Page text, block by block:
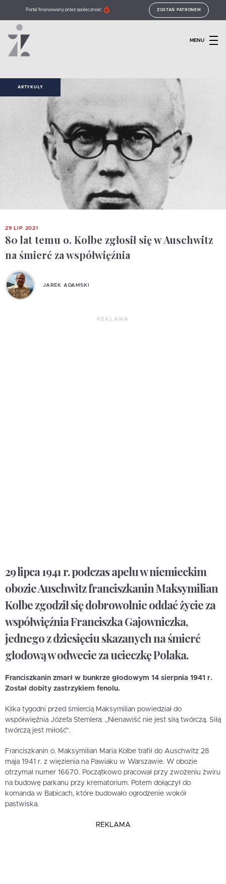
Portal finansowany przez społeczność ZOSTAŃ PATRONEM
MENU
ARTYKUŁY
29 LIP 2021
80 lat temu o. Kolbe zgłosił się w Auschwitz
na śmierć za współwięźnia
JAREK ADAMSKI
REKLAMA
29 lipca 1941 r. podczas apelu w niemieckim
obozie Auschwitz franciszkanin Maksymilian
Kolbe zgodził się dobrowolnie oddać życie za
współwięźnia Franciszka Gajowniczka,
jednego z dziesięciu skazanych na śmierć
głodową w odwecie za ucieczkę Polaka.
Franciszkanin zmarł w bunkrze głodowym 14 sierpnia 1941 r.
Został dobity zastrzykiem fenolu.
Kilka tygodni przed śmiercią Maksymilian powiedział do
współwięźnia Józefa Stemlera: „Nienawiść nie jest siłą twórczą. Siłą
twórczą jest miłość”.
Franciszkanin o. Maksymilian Maria Kolbe trafił do Auschwitz 28
maja 1941 r. z więzienia na Pawiaku w Warszawie. W obozie
otrzymał numer 16670. Początkowo pracował przy zwożeniu żwiru
na budowę parkanu przy krematorium. Potem dołączył do
komanda w Babicach, które budowało ogrodzenie wokół
pastwiska.
REKLAMA